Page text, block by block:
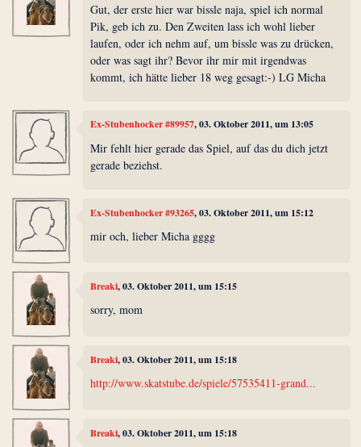
Gut, der erste hier war bissle naja, spiel ich normal
Pik, geb ich zu. Den Zweiten lass ich wohl lieber
laufen, oder ich nehm auf, um bissle was zu drücken,
oder was sagt ihr? Bevor ihr mir mit irgendwas
kommt, ich hätte lieber 18 weg gesagt:-) LG Micha
Ex-Stubenhocker #89957, 03. Oktober 2011, um 13:05
Mir fehlt hier gerade das Spiel, auf das du dich jetzt
gerade beziehst.
Ex-Stubenhocker #93265, 03. Oktober 2011, um 15:12
mir och, lieber Micha gggg
Breaki, 03. Oktober 2011, um 15:15
sorry, mom
Breaki, 03. Oktober 2011, um 15:18
http://www.skatstube.de/spiele/57535411-grand...
Breaki, 03. Oktober 2011, um 15:18